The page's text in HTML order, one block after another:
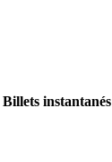
Billets instantanés